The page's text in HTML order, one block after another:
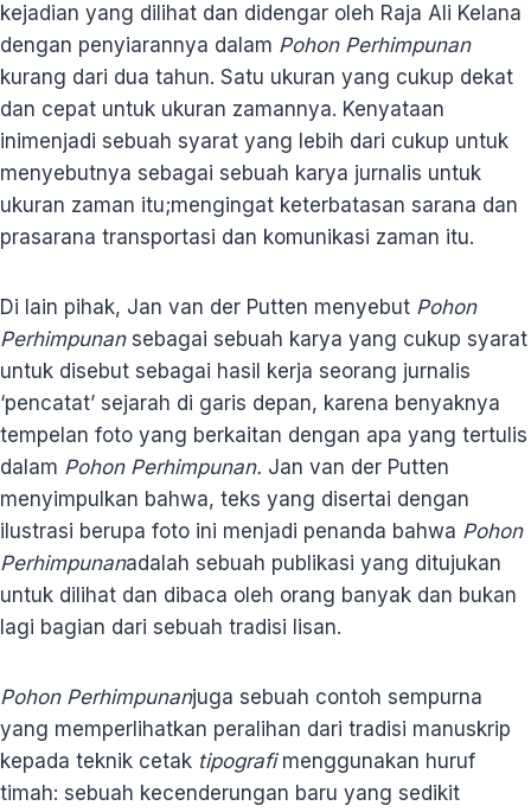
kejadian yang dilihat dan didengar oleh Raja Ali Kelana
dengan penyiarannya dalam Pohon Perhimpunan
kurang dari dua tahun. Satu ukuran yang cukup dekat
dan cepat untuk ukuran zamannya. Kenyataan
inimenjadi sebuah syarat yang lebih dari cukup untuk
menyebutnya sebagai sebuah karya jurnalis untuk
ukuran zaman itu;mengingat keterbatasan sarana dan
prasarana transportasi dan komunikasi zaman itu.
Di lain pihak, Jan van der Putten menyebut Pohon
Perhimpunansebagai sebuah karya yang cukup syarat
untuk disebut sebagai hasil kerja seorang jurnalis
‘pencatat’ sejarah di garis depan, karena benyaknya
tempelan foto yang berkaitan dengan apa yang tertulis
dalam Pohon Perhimpunan. Jan van der Putten
menyimpulkan bahwa, teks yang disertai dengan
ilustrasi berupa foto ini menjadi penanda bahwa Pohon
Perhimpunanadalah sebuah publikasi yang ditujukan
untuk dilihat dan dibaca oleh orang banyak dan bukan
lagi bagian dari sebuah tradisi lisan.
Pohon Perhimpunanjuga sebuah contoh sempurna
yang memperlihatkan peralihan dari tradisi manuskrip
kepada teknik cetak tipografi menggunakan huruf
timah: sebuah kecenderungan baru yang sedikit